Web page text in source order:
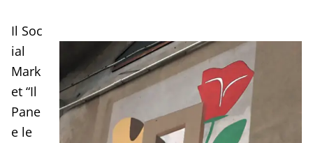
Il Soc
ial
Mark
et “Il
Pane
e le